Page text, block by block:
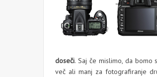
doseči. Saj če mislimo, da bomo
več ali manj za fotografiranje